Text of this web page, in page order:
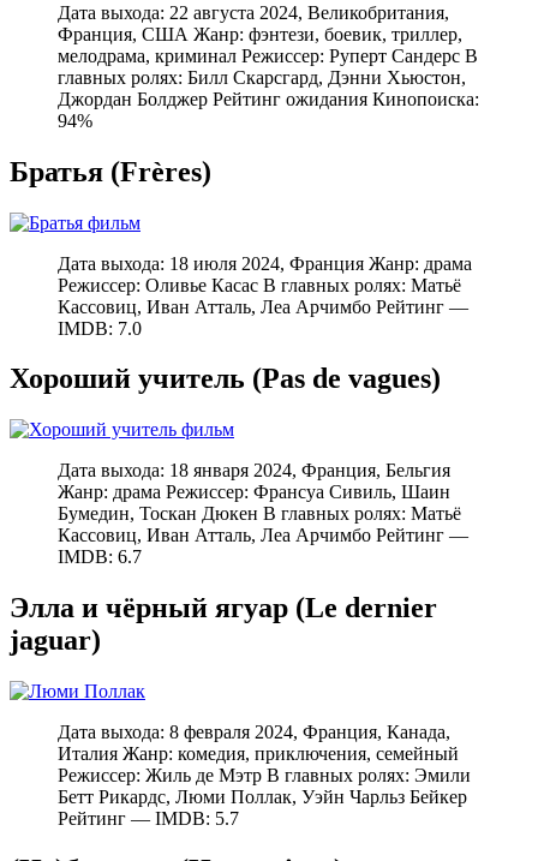
Дата выхода: 22 августа 2024, Великобритания,
Франция, США Жанр: фэнтези, боевик, триллер,
мелодрама, криминал Режиссер: Руперт Сандерс В
главных ролях: Билл Скарсгард, Дэнни Хьюстон,
Джордан Болджер Рейтинг ожидания Кинопоиска:
94%
Братья (Frères)
Дата выхода: 18 июля 2024, Франция Жанр: драма
Режиссер: Оливье Касас В главных ролях: Матьё
Кассовиц, Иван Атталь, Леа Арчимбо Рейтинг —
IMDB: 7.0
Хороший учитель (Pas de vagues)
Дата выхода: 18 января 2024, Франция, Бельгия
Жанр: драма Режиссер: Франсуа Сивиль, Шаин
Бумедин, Тоскан Дюкен В главных ролях: Матьё
Кассовиц, Иван Атталь, Леа Арчимбо Рейтинг —
IMDB: 6.7
Элла и чёрный ягуар (Le dernier
jaguar)
Дата выхода: 8 февраля 2024, Франция, Канада,
Италия Жанр: комедия, приключения, семейный
Режиссер: Жиль де Мэтр В главных ролях: Эмили
Бетт Рикардс, Люми Поллак, Уэйн Чарльз Бейкер
Рейтинг — IMDB: 5.7